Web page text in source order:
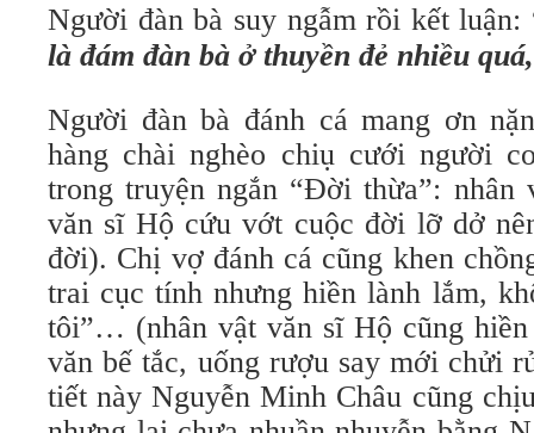
Người đàn bà suy ngẫm rồi kết luận:
là đám đàn bà ở thuyền đẻ nhiều
Người đàn bà đánh cá mang ơn
hàng chài nghèo chiụ cưới người
trong truyện ngắn “Đời thừa”:
văn sĩ Hộ cứu vớt cuộc đời lỡ dở
đời). Chị vợ đánh cá cũng khen
trai cục tính nhưng hiền lành lắm,
tôi”… (nhân vật văn sĩ Hộ cũng
văn bế tắc, uống rượu say mới chửi
tiết này Nguyễn Minh Châu cũng